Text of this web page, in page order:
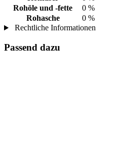
Rohöle und -fette
0 %
Rohasche
0 %
Rechtliche Informationen
Passend dazu